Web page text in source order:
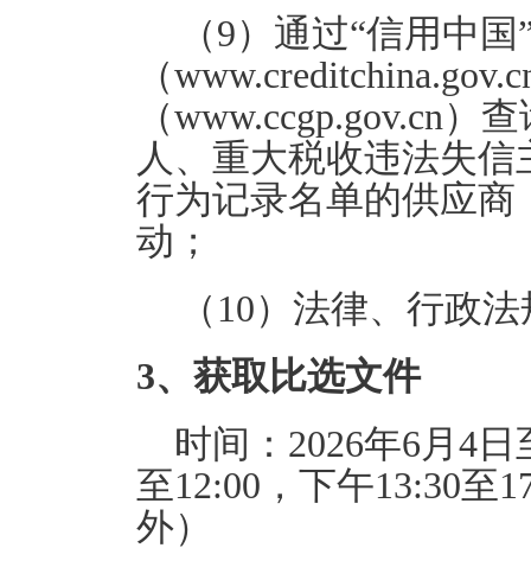
（9）通过“信用中国
（
（www.ccgp.gov.cn）
人、重大税收违法失
行为记录名单的供应
动；
（10）法律、行政
3、获取比选文件
时间：2026年6月4
至12:00，下午13:30至
外）